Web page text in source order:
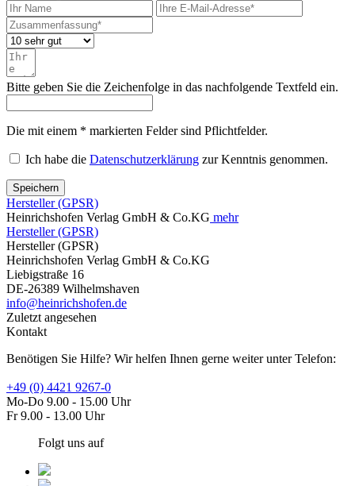
Bitte geben Sie die Zeichenfolge in das nachfolgende Textfeld ein.
Die mit einem * markierten Felder sind Pflichtfelder.
Ich habe die Datenschutzerklärung zur Kenntnis genommen.
Speichern
Hersteller (GPSR)
Heinrichshofen Verlag GmbH & Co.KG mehr
Hersteller (GPSR)
Hersteller (GPSR)
Heinrichshofen Verlag GmbH & Co.KG
Liebigstraße 16
DE-26389 Wilhelmshaven
info@heinrichshofen.de
Zuletzt angesehen
Kontakt
Benötigen Sie Hilfe? Wir helfen Ihnen gerne weiter unter Telefon:
+49 (0) 4421 9267-0
Mo-Do 9.00 - 15.00 Uhr
Fr 9.00 - 13.00 Uhr
Folgt uns auf